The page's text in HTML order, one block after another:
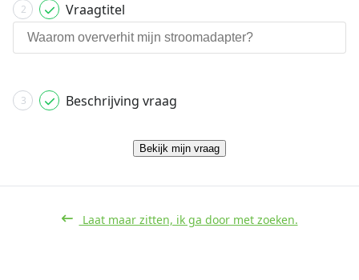
2 Vraagtitel
3 Beschrijving vraag
Bekijk mijn vraag
Laat maar zitten, ik ga door met zoeken.